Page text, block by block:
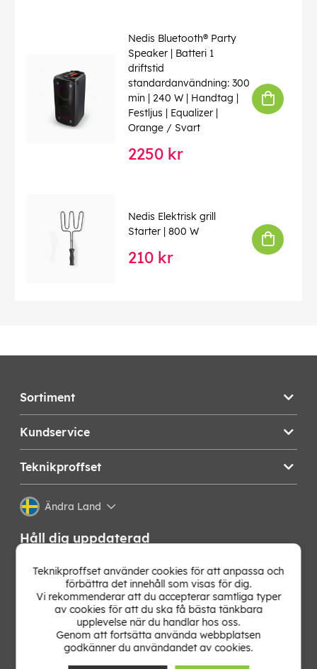
Nedis Bluetooth® Party
Speaker | Batteri 1
driftstid
standardanvändning: 300
min | 240 W | Handtag |
Festljus | Equalizer |
Orange / Svart
2250 kr
Nedis Elektrisk grill
Starter | 800 W
210 kr
Sortiment
Kundservice
Teknikproffset
Ändra Land
Håll dig uppdaterad
Få de senaste nyheterna, hetaste erbjudandena och
bästa tipsen från oss direkt i din mejlkorg. Signa upp på
vårt nyhetsbrev!
Teknikproffset använder cookies för att anpassa och
förbättra det innehåll som visas för dig.
Vi rekommenderar att du accepterar samtliga typer
av cookies för att du ska få bästa tänkbara
upplevelse när du handlar hos oss.
Genom att fortsätta använda webbplatsen
godkänner du användandet av cookies.